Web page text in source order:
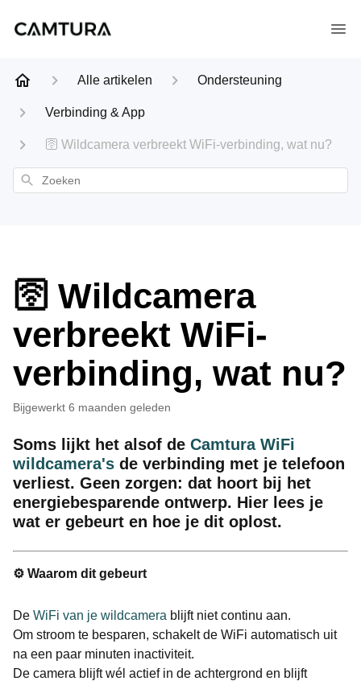
Alle artikelen Ondersteuning
Verbinding & App
🛜 Wildcamera verbreekt WiFi-verbinding, wat nu?
Zoeken
🛜 Wildcamera
verbreekt WiFi-
verbinding, wat nu?
Bijgewerkt 6 maanden geleden
Soms lijkt het alsof de Camtura WiFi
wildcamera's de verbinding met je telefoon
verliest. Geen zorgen: dat hoort bij het
energiebesparende ontwerp. Hier lees je
wat er gebeurt en hoe je dit oplost.
⚙️ Waarom dit gebeurt
De WiFi van je wildcamera blijft niet continu aan.
Om stroom te besparen, schakelt de WiFi automatisch uit
na een paar minuten inactiviteit.
De camera blijft wél actief in de achtergrond en blijft